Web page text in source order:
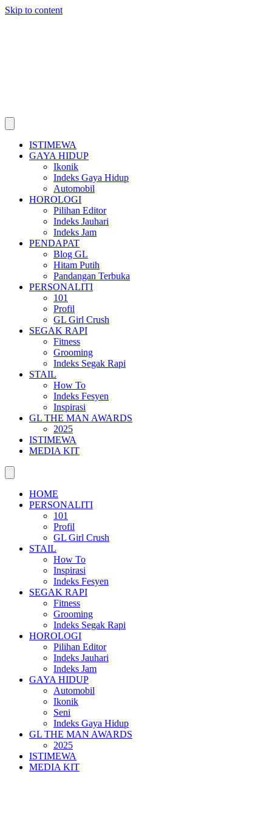
Skip to content
ISTIMEWA
GAYA HIDUP
Ikonik
Indeks Gaya Hidup
Automobil
HOROLOGI
Pilihan Editor
Indeks Jauhari
Indeks Jam
PENDAPAT
Blog GL
Hitam Putih
Pandangan Terbuka
PERSONALITI
101
Profil
GL Girl Crush
SEGAK RAPI
Fitness
Grooming
Indeks Segak Rapi
STAIL
How To
Indeks Fesyen
Inspirasi
GL THE MAN AWARDS
2025
ISTIMEWA
MEDIA KIT
HOME
PERSONALITI
101
Profil
GL Girl Crush
STAIL
How To
Inspirasi
Indeks Fesyen
SEGAK RAPI
Fitness
Grooming
Indeks Segak Rapi
HOROLOGI
Pilihan Editor
Indeks Jauhari
Indeks Jam
GAYA HIDUP
Automobil
Ikonik
Seni
Indeks Gaya Hidup
GL THE MAN AWARDS
2025
ISTIMEWA
MEDIA KIT